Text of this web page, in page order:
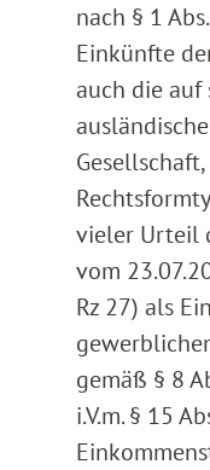
nach § 1
Einkünfte
auch die
vieler Urteil
vom
Rz 27) als
gemäß § 8
i.V.m. § 15